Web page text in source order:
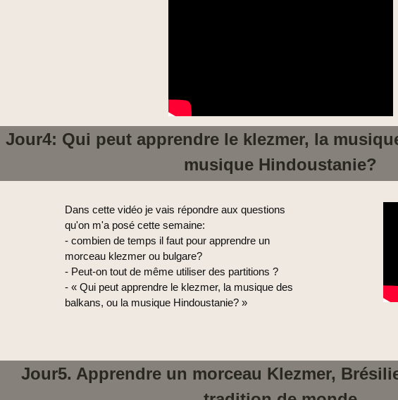
Jour4: Qui peut apprendre le klezmer, la
musique Hindoustanie?
Dans cette vidéo je vais répondre aux questions
qu'on m'a posé cette semaine:
- combien de temps il faut pour apprendre un
morceau klezmer ou bulgare?
- Peut-on tout de même utiliser des partitions ?
- « Qui peut apprendre le klezmer, la musique des
balkans, ou la musique Hindoustanie? »
Jour5. Apprendre un morceau Klezmer,